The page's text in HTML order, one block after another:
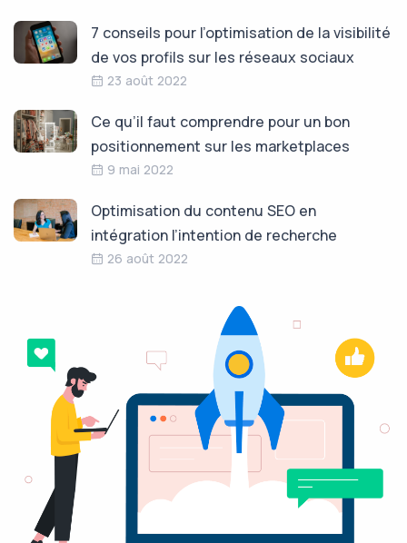
7 conseils pour l’optimisation de la visibilité
de vos profils sur les réseaux sociaux
23 août 2022
Ce qu’il faut comprendre pour un bon
positionnement sur les marketplaces
9 mai 2022
Optimisation du contenu SEO en
intégration l’intention de recherche
26 août 2022